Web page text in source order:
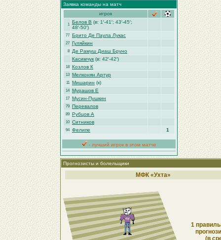
Заявка команды на матч
игрок
1 Белов В (в: 1′-41′; 43′-45′;
48′-50′)
77 Брито Де Паула Лукас
27 Гуляйкин
8
Де Рамуш Диаш Бруно
Касимчук (в: 42′-42′)
18 Козлов К
13 Мелконян Артур
11 Мишарин (к)
14 Мурашов Е
17 Мусин-Пушкин
79 Перевалов
89 Рубцов А
10 Ситников
94 Фелипе 1
- лучший игрок в этом матче
Прогнозисты и болельщики
МФК «Ухта»
1
(в